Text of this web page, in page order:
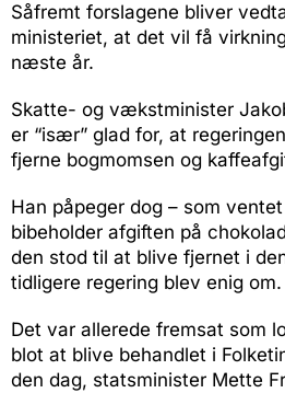
Såfremt forslagene bliver
ministeriet, at det vil få
næste år.
Skatte- og vækstminister
er “især” glad for, at
fjerne bogmomsen og
Han påpeger dog – som
bibeholder afgiften på
den stod til at blive fjernet i
tidligere regering blev enig om.
Det var allerede fremsat som
blot at blive behandlet i
den dag, statsminister Mette